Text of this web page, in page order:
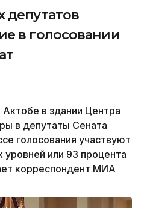
депутатов
в голосовании
в здании Центра
в депутаты Сената
голосования участвуют
уровней или 93 процента
корреспондент МИА